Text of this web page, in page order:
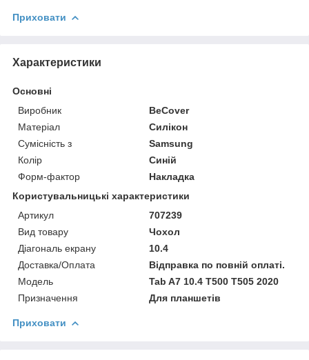
Приховати
Характеристики
Основні
Виробник
BeCover
Матеріал
Силікон
Сумісність з
Samsung
Колір
Синій
Форм-фактор
Накладка
Користувальницькі характеристики
Артикул
707239
Вид товару
Чохол
Діагональ екрану
10.4
Доставка/Оплата
Відправка по повній оплаті.
Мoдель
Tab A7 10.4 T500 T505 2020
Призначення
Для планшетів
Приховати